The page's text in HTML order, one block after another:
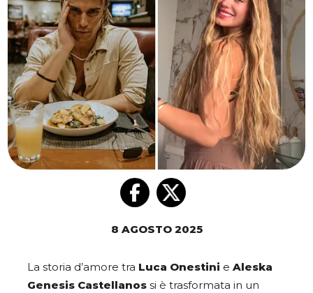
8 AGOSTO 2025
La storia d’amore tra Luca Onestini e Aleska
Genesis Castellanos si è trasformata in un